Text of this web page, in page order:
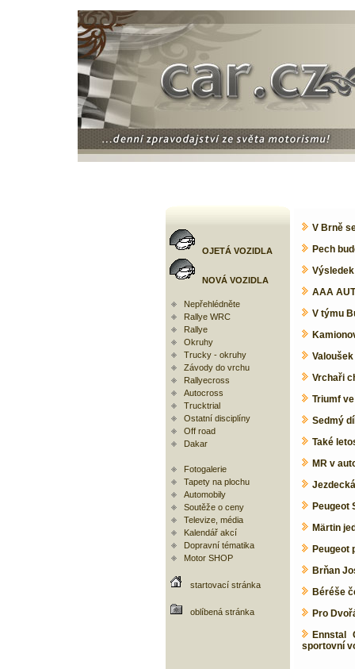
OJETÁ VOZIDLA
NOVÁ VOZIDLA
Nepřehlédněte
Rallye WRC
Rallye
Okruhy
Trucky - okruhy
Závody do vrchu
Rallyecross
Autocross
Trucktrial
Ostatní disciplíny
Off road
Dakar
Fotogalerie
Tapety na plochu
Automobily
Soutěže o ceny
Televize, média
Kalendář akcí
Dopravní tématika
Motor SHOP
startovací stránka
oblíbená stránka
V Brně
Pech
AAA
V týmu
Vrchaři
Triumf
Sedmý
Také
MR v
Peugeot
Märtin
Peugeot
Brňan
Béréše
Pro
Ennstal
sportovní